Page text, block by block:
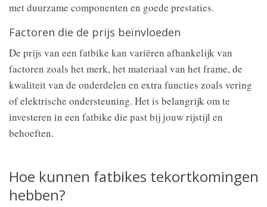
met duurzame componenten en goede prestaties.
Factoren die de prijs beïnvloeden
De prijs van een fatbike kan variëren afhankelijk van
factoren zoals het merk, het materiaal van het frame, de
kwaliteit van de onderdelen en extra functies zoals vering
of elektrische ondersteuning. Het is belangrijk om te
investeren in een fatbike die past bij jouw rijstijl en
behoeften.
Hoe kunnen fatbikes tekortkomingen
hebben?